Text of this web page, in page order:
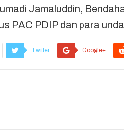
Jamaluddin,
PAC PDIP dan para
Twitter Google+